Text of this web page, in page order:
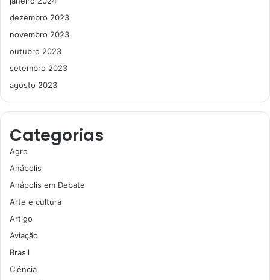
dezembro 2023
novembro 2023
outubro 2023
setembro 2023
agosto 2023
Categorias
Agro
Anápolis
Anápolis em Debate
Arte e cultura
Artigo
Aviação
Brasil
Ciência